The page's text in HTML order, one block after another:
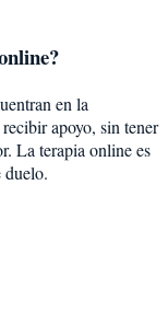
en la
apoyo, sin tener
La terapia online es
duelo.